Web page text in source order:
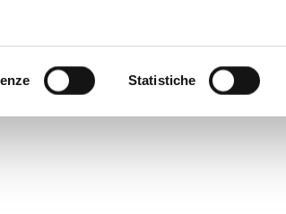
Statistiche